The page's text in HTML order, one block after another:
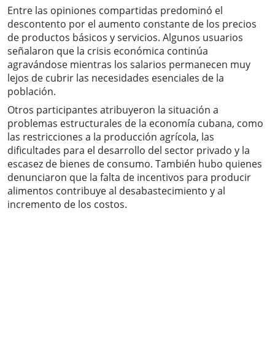
Entre las opiniones compartidas predominó el
descontento por el aumento constante de los precios
de productos básicos y servicios. Algunos usuarios
señalaron que la crisis económica continúa
agravándose mientras los salarios permanecen muy
lejos de cubrir las necesidades esenciales de la
población.
Otros participantes atribuyeron la situación a
problemas estructurales de la economía cubana, como
las restricciones a la producción agrícola, las
dificultades para el desarrollo del sector privado y la
escasez de bienes de consumo. También hubo quienes
denunciaron que la falta de incentivos para producir
alimentos contribuye al desabastecimiento y al
incremento de los costos.